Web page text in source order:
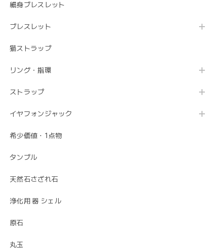
細身ブレスレット
ブレスレット
猫ストラップ
リング・指環
ストラップ
イヤフォンジャック
希少価値・1点物
タンブル
天然石さざれ石
浄化用 器 シェル
原石
丸玉